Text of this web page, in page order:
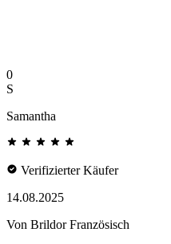
0
S
Samantha
Verifizierter Käufer
14.08.2025
Von Brildor Französisch